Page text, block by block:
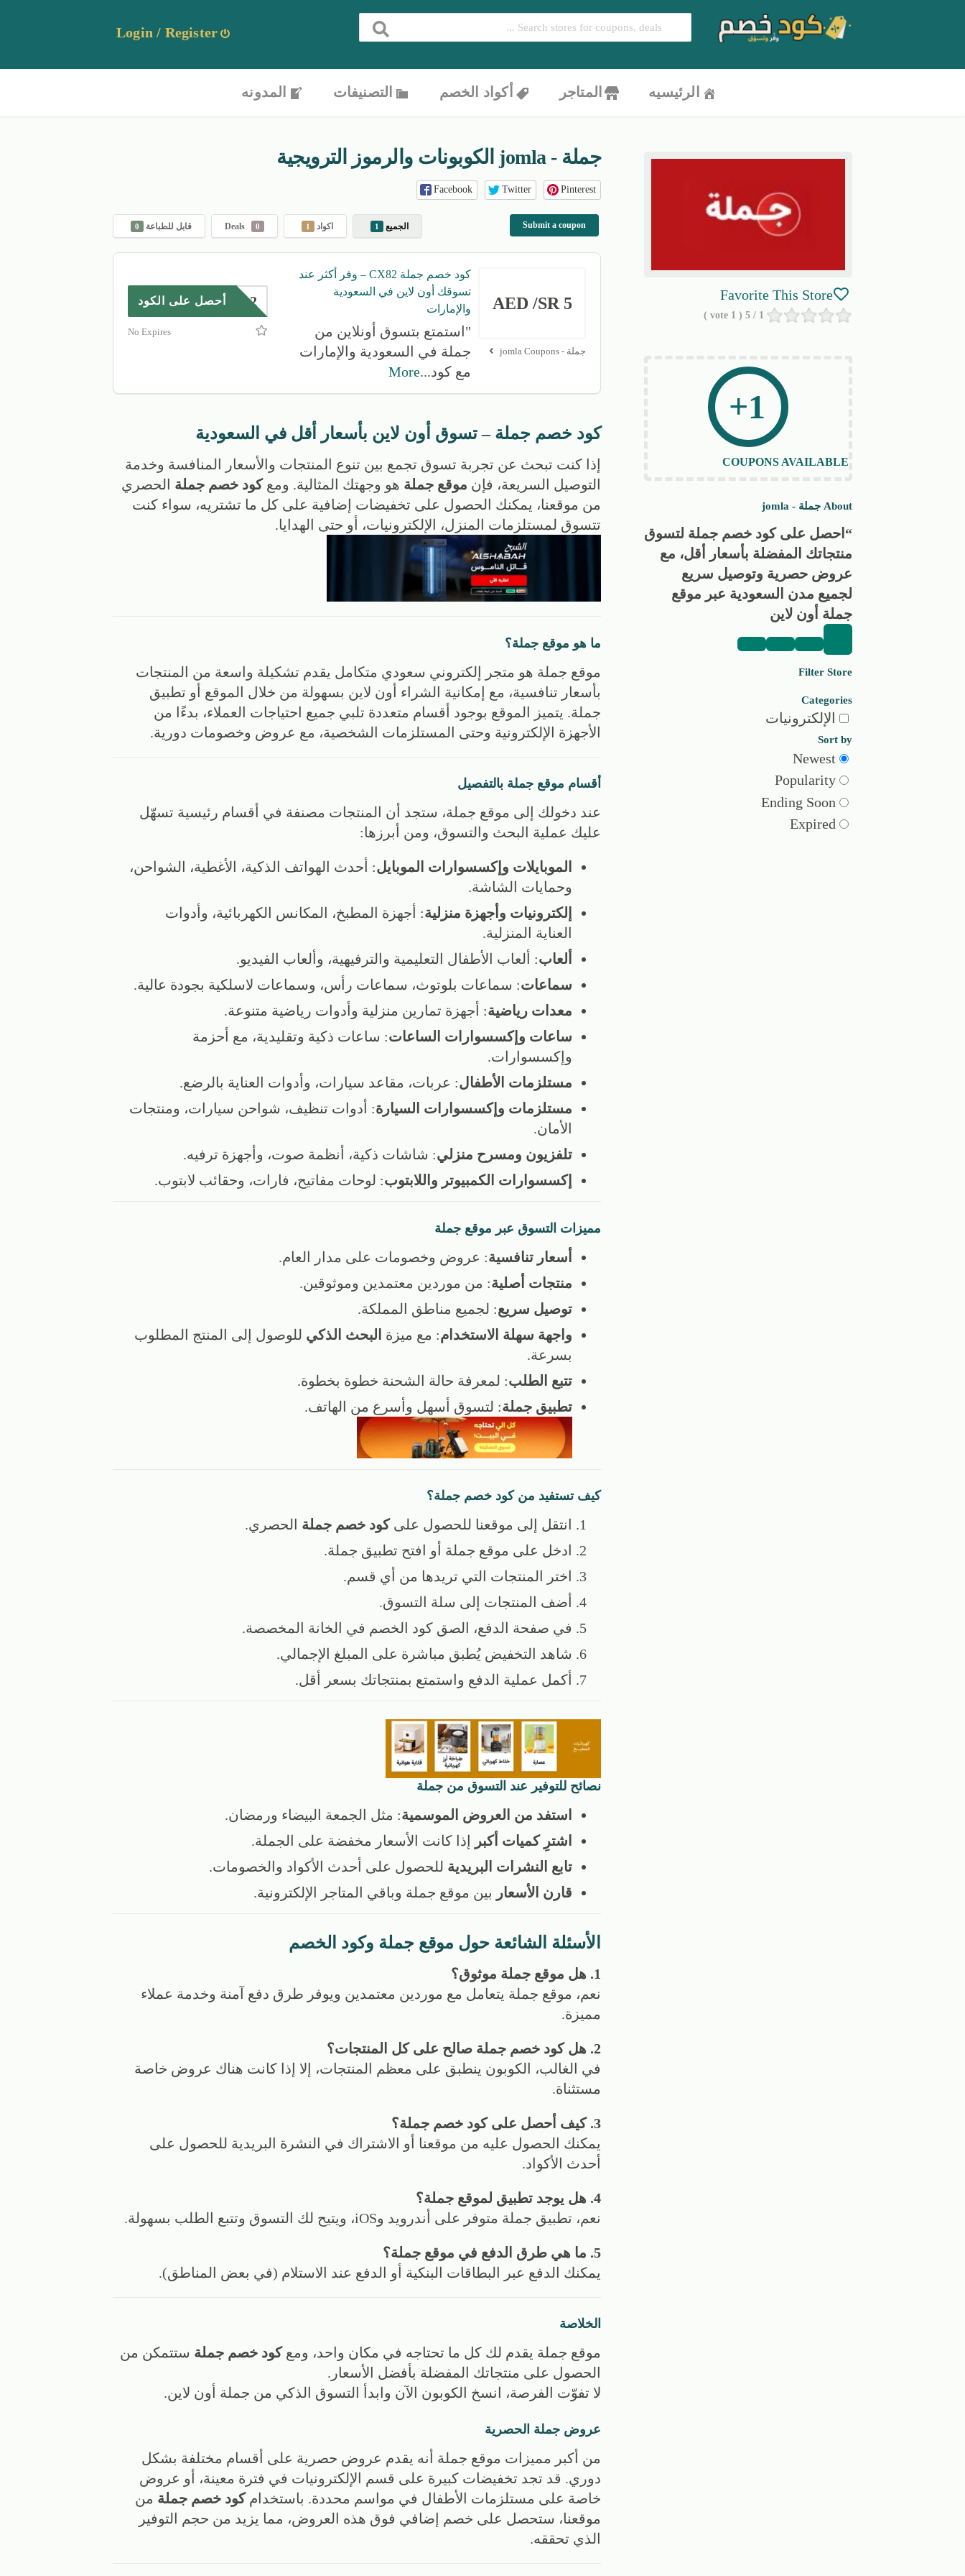
Login / Register
الرئيسيه المتاجر أكواد الخصم التصنيفات المدونه
جملة - jomla الكوبونات والرموز الترويجية
Facebook Twitter Pinterest
الجميع 1 اكواد 1
Deals 0 قابل للطباعة 0 Submit a coupon
5 AED /SR
جملة - jomla Coupons
كود خصم جملة CX82 – وفر أكثر عند
تسوقك أون لاين في السعودية
والإمارات
"استمتع بتسوق أونلاين من
جملة في السعودية والإمارات
مع كود...
More
CX82أحصل على الكود
No Expires
كود خصم جملة – تسوق أون لاين بأسعار أقل في السعودية
إذا كنت تبحث عن تجربة تسوق تجمع بين تنوع المنتجات والأسعار المنافسة وخدمة
التوصيل السريعة، فإن موقع جملة هو وجهتك المثالية. ومعكود خصم جملة الحصري
من موقعنا، يمكنك الحصول على تخفيضات إضافية على كل ما تشتريه، سواء كنت
تتسوق لمستلزمات المنزل، الإلكترونيات، أو حتى الهدايا.
ما هو موقع جملة؟
موقع جملة هو متجر إلكتروني سعودي متكامل يقدم تشكيلة واسعة من المنتجات
بأسعار تنافسية، مع إمكانية الشراء أون لاين بسهولة من خلال الموقع أو تطبيق
جملة. يتميز الموقع بوجود أقسام متعددة تلبي جميع احتياجات العملاء، بدءًا من
الأجهزة الإلكترونية وحتى المستلزمات الشخصية، مع عروض وخصومات دورية.
أقسام موقع جملة بالتفصيل
عند دخولك إلى موقع جملة، ستجد أن المنتجات مصنفة في أقسام رئيسية تسهّل
عليك عملية البحث والتسوق، ومن أبرزها:
الموبايلات وإكسسوارات الموبايل: أحدث الهواتف الذكية، الأغطية، الشواحن،
وحمايات الشاشة.
إلكترونيات وأجهزة منزلية: أجهزة المطبخ، المكانس الكهربائية، وأدوات
العناية المنزلية.
ألعاب: ألعاب الأطفال التعليمية والترفيهية، وألعاب الفيديو.
سماعات: سماعات بلوتوث، سماعات رأس، وسماعات لاسلكية بجودة عالية.
معدات رياضية: أجهزة تمارين منزلية وأدوات رياضية متنوعة.
ساعات وإكسسوارات الساعات: ساعات ذكية وتقليدية، مع أحزمة
وإكسسوارات.
مستلزمات الأطفال: عربات، مقاعد سيارات، وأدوات العناية بالرضع.
مستلزمات وإكسسوارات السيارة: أدوات تنظيف، شواحن سيارات، ومنتجات
الأمان.
تلفزيون ومسرح منزلي: شاشات ذكية، أنظمة صوت، وأجهزة ترفيه.
إكسسوارات الكمبيوتر واللابتوب: لوحات مفاتيح، فارات، وحقائب لابتوب.
مميزات التسوق عبر موقع جملة
أسعار تنافسية: عروض وخصومات على مدار العام.
منتجات أصلية: من موردين معتمدين وموثوقين.
توصيل سريع: لجميع مناطق المملكة.
واجهة سهلة الاستخدام: مع ميزة البحث الذكي للوصول إلى المنتج المطلوب
بسرعة.
تتبع الطلب: لمعرفة حالة الشحنة خطوة بخطوة.
تطبيق جملة: لتسوق أسهل وأسرع من الهاتف.
كيف تستفيد من كود خصم جملة؟
انتقل إلى موقعنا للحصول علىكود خصم جملة الحصري.
ادخل على موقع جملة أو افتح تطبيق جملة.
اختر المنتجات التي تريدها من أي قسم.
أضف المنتجات إلى سلة التسوق.
في صفحة الدفع، الصق كود الخصم في الخانة المخصصة.
شاهد التخفيض يُطبق مباشرة على المبلغ الإجمالي.
أكمل عملية الدفع واستمتع بمنتجاتك بسعر أقل.
نصائح للتوفير عند التسوق من جملة
استفد من العروض الموسمية: مثل الجمعة البيضاء ورمضان.
اشترِ كميات أكبر
إذا كانت الأسعار مخفضة على الجملة.
تابع النشرات البريدية للحصول على أحدث الأكواد والخصومات.
قارن الأسعار بين موقع جملة وباقي المتاجر الإلكترونية.
الأسئلة الشائعة حول موقع جملة وكود الخصم
1. هل موقع جملة موثوق؟
نعم، موقع جملة يتعامل مع موردين معتمدين ويوفر طرق دفع آمنة وخدمة عملاء
مميزة.
2. هل كود خصم جملة صالح على كل المنتجات؟
في الغالب، الكوبون ينطبق على معظم المنتجات، إلا إذا كانت هناك عروض خاصة
مستثناة.
3. كيف أحصل على كود خصم جملة؟
يمكنك الحصول عليه من موقعنا أو الاشتراك في النشرة البريدية للحصول على
أحدث الأكواد.
4. هل يوجد تطبيق لموقع جملة؟
نعم، تطبيق جملة متوفر على أندرويد وiOS، ويتيح لك التسوق وتتبع الطلب بسهولة.
5. ما هي طرق الدفع في موقع جملة؟
يمكنك الدفع عبر البطاقات البنكية أو الدفع عند الاستلام (في بعض المناطق).
الخلاصة
موقع جملة يقدم لك كل ما تحتاجه في مكان واحد، ومعكود خصم جملة ستتمكن من
الحصول على منتجاتك المفضلة بأفضل الأسعار.
لا تفوّت الفرصة، انسخ الكوبون الآن وابدأ التسوق الذكي من جملة أون لاين.
عروض جملة الحصرية
من أكبر مميزات موقع جملة أنه يقدم عروض حصرية على أقسام مختلفة بشكل
دوري. قد تجد تخفيضات كبيرة على قسم الإلكترونيات في فترة معينة، أو عروض
خاصة على مستلزمات الأطفال في مواسم محددة. باستخدامكود خصم جملة من
موقعنا، ستحصل على خصم إضافي فوق هذه العروض، مما يزيد من حجم التوفير
الذي تحققه.
Favorite This Store
1
/ 5 (
1
1+
COUPONS AVAILABLE
About جملة - jomla
“احصل على كود خصم جملة لتسوق
منتجاتك المفضلة بأسعار أقل، مع
عروض حصرية وتوصيل سريع
لجميع مدن السعودية عبر موقع
جملة أون لاين
Filter Store
Categories
الإلكترونيات
Sort by
Newest
Popularity
Ending Soon
Expired